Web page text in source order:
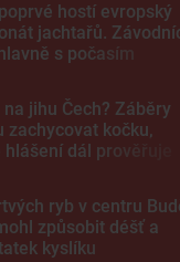
hostí evropský
jachtařů.
s počasím
na jihu Čech? Záběry
zachycovat kočku,
dál prověřuje
ryb v centru
způsobit déšť a
kyslíku